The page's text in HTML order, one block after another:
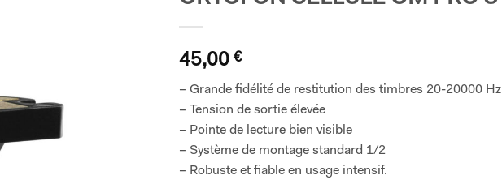
45,00 €
– Grande fidélité de restitution des timbres 20-20000 Hz
– Tension de sortie élevée
– Pointe de lecture bien visible
– Système de montage standard 1/2
– Robuste et fiable en usage intensif.